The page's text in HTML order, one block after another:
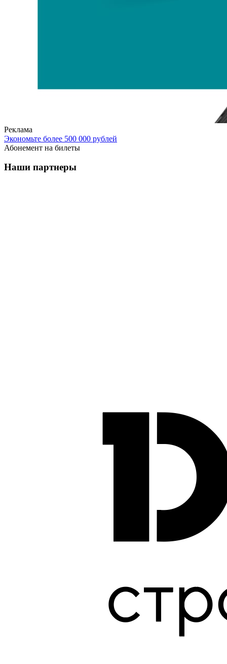
Реклама
Экономьте более 500 000 рублей
Абонемент на билеты
Наши партнеры